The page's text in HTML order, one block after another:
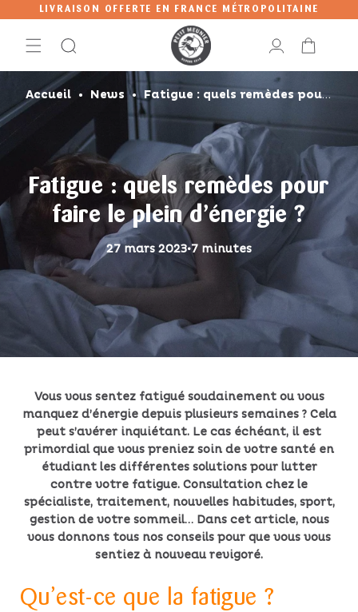
Passer
Contenu
LIVRAISON OFFERTE EN FRANCE MÉTROPOLITAINE
ConnexionPanier
Accueil News Fatigue : quels remèdes pour faire le plein d’énergie ?
Fatigue : quels remèdes pour
faire le plein d’énergie ?
27 mars 2023•7 minutes
Vous vous sentez fatigué soudainement ou vous
manquez d’énergie depuis plusieurs semaines ? Cela
peut s’avérer inquiétant. Le cas échéant, il est
primordial que vous preniez soin de votre santé en
étudiant les différentes solutions pour lutter
contre votre fatigue. Consultation chez le
spécialiste, traitement, nouvelles habitudes, sport,
gestion de votre sommeil… Dans cet article, nous
vous donnons tous nos conseils pour que vous vous
sentiez à nouveau revigoré.
Qu’est-ce que la fatigue ?